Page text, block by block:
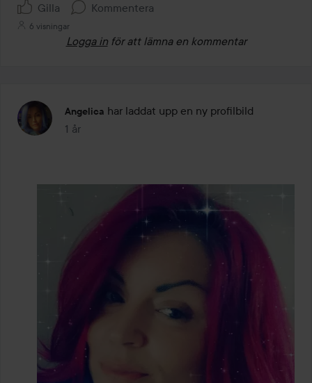
Gilla Kommentera
6 visningar
Logga in för att lämna en kommentar
Angelica har laddat upp en ny profilbild
1 år
Inlägget skapades 1 år